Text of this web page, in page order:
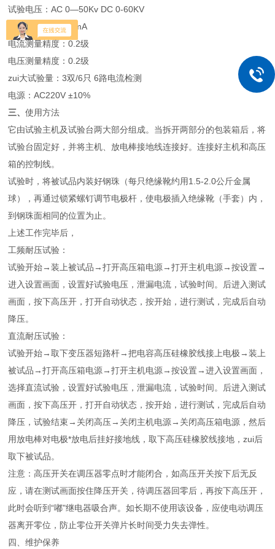
试验电压：AC 0—50Kv DC 0-60KV
试验电流：0—60mA
电流测量精度：0.2级
电压测量精度：0.2级
zui大试验量：3双/6只 6路电流检测
电源：AC220V ±10%
三、使用方法
它由试验主机及试验台两大部分组成。当拆开两部分的包装箱后，将
试验台固定好，并将主机、放电棒接地线连接好。连接好主机和高压
箱的控制线。
试验时，将被试品内装好钢珠（每只绝缘靴约用1.5-2.0公斤金属
球），再通过锁紧螺钉调节电极杆，使电极插入绝缘靴（手套）内，
到钢珠面相同的位置为止。
上述工作完毕后，
工频耐压试验：
试验开始→装上被试品→打开高压箱电源→打开主机电源→按设置→
进入设置画面，设置好试验电压，泄漏电流，试验时间。后进入测试
画面，按下高压开，打开自动状态，按开始，进行测试，完成后自动
降压。
直流耐压试验：
试验开始→取下变压器短路杆→把电容高压硅橡胶线接上电极→装上
被试品→打开高压箱电源→打开主机电源→按设置→进入设置画面，
选择直流试验，设置好试验电压，泄漏电流，试验时间。后进入测试
画面，按下高压开，打开自动状态，按开始，进行测试，完成后自动
降压，试验结束→关闭高压→关闭主机电源→关闭高压箱电源，然后
用放电棒对电极*放电后挂好接地线，取下高压硅橡胶线接地，zui后
取下被试品。
注意：高压开关在调压器零点时才能闭合，如高压开关按下后无反
应，请在测试画面按住降压开关，待调压器回零后，再按下高压开，
此时会听到“嘟"继电器吸合声。如长期不使用该设备，应使电动调压
器离开零位，防止零位开关弹片长时间受力失去弹性。
四、维护保养